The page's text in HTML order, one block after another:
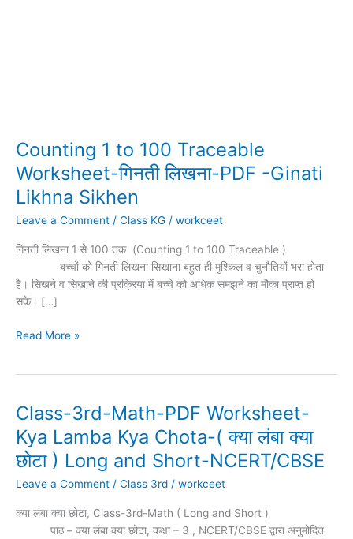
Counting 1 to 100 Traceable
Worksheet-गिनती लिखना-PDF -Ginati
Likhna Sikhen
Leave a Comment / Class KG / workceet
गिनती लिखना 1 से 100 तक (Counting 1 to 100 Traceable )
बच्चों को गिनती लिखना सिखाना बहुत ही मुश्किल व चुनौतियों भरा होता
है। सिखने व सिखाने की प्रक्रिया में बच्चे को अधिक समझने का मौका प्राप्त हो
सके। […]
Counting
1
to
100
Traceable
गिनती
PDF
-
Likhna
Read More »
Class-3rd-Math-PDF Worksheet-
Kya Lamba Kya Chota-( क्या लंबा क्या
छोटा ) Long and Short-NCERT/CBSE
Leave a Comment / Class 3rd / workceet
क्या लंबा क्या छोटा, Class-3rd-Math ( Long and Short )
पाठ – क्या लंबा क्या छोटा, कक्षा – 3 , NCERT/CBSE द्वारा अनुमोदित
Class-
3rd-
Math-
PDF
Worksheet-
Lamba